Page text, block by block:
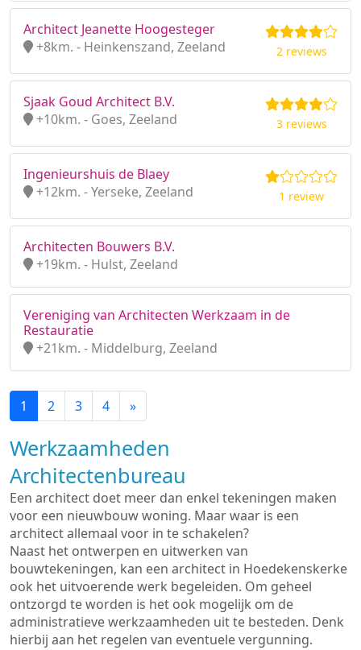
Architect Jeanette Hoogesteger
+8km. - Heinkenszand, Zeeland
2 reviews
Sjaak Goud Architect B.V.
+10km. - Goes, Zeeland
3 reviews
Ingenieurshuis de Blaey
+12km. - Yerseke, Zeeland
1 review
Architecten Bouwers B.V.
+19km. - Hulst, Zeeland
Vereniging van Architecten Werkzaam in de
Restauratie
+21km. - Middelburg, Zeeland
1 2 3 4 »
Werkzaamheden
Architectenbureau
Een architect doet meer dan enkel tekeningen maken
voor een nieuwbouw woning. Maar waar is een
architect allemaal voor in te schakelen?
Naast het ontwerpen en uitwerken van
bouwtekeningen, kan een architect in Hoedekenskerke
ook het uitvoerende werk begeleiden. Om geheel
ontzorgd te worden is het ook mogelijk om de
administratieve werkzaamheden uit te besteden. Denk
hierbij aan het regelen van eventuele vergunning.